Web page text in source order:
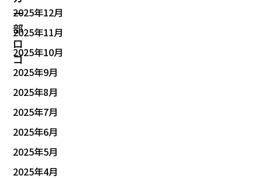
2025年12月
2025年11月
2025年10月
2025年9月
2025年8月
2025年7月
2025年6月
2025年5月
2025年4月